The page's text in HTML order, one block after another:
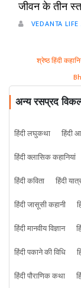
जीवन के तीन
VEDANTA
श्रेष्ठ हिंदी
अन्य रसप्रद
हिंदी लघुकथा हिंदी
हिंदी क्लासिक कहानियां
हिंदी कविता
हिंदी
हिंदी जासूसी कहानी
हिंदी मानवीय विज्ञान
हिंदी पकाने की विधि
हिंदी पौराणिक कथा